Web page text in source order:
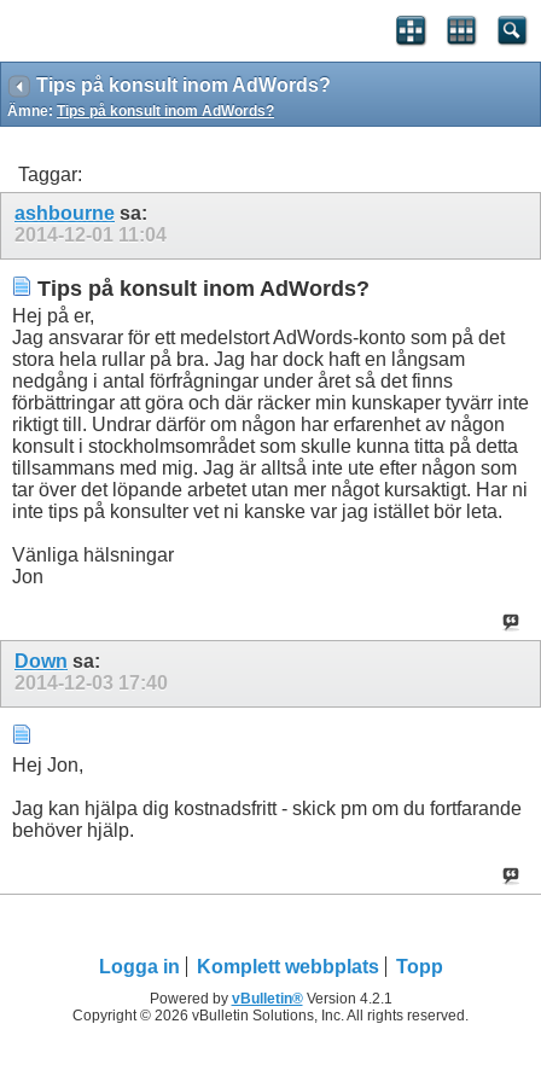
Tips på konsult inom AdWords?
Ämne: Tips på konsult inom AdWords?
Taggar:
ashbourne sa:
2014-12-01 11:04
Tips på konsult inom AdWords?
Hej på er,
Jag ansvarar för ett medelstort AdWords-konto som på det
stora hela rullar på bra. Jag har dock haft en långsam
nedgång i antal förfrågningar under året så det finns
förbättringar att göra och där räcker min kunskaper tyvärr inte
riktigt till. Undrar därför om någon har erfarenhet av någon
konsult i stockholmsområdet som skulle kunna titta på detta
tillsammans med mig. Jag är alltså inte ute efter någon som
tar över det löpande arbetet utan mer något kursaktigt. Har ni
inte tips på konsulter vet ni kanske var jag istället bör leta.
Vänliga hälsningar
Jon
Down sa:
2014-12-03 17:40
Hej Jon,
Jag kan hjälpa dig kostnadsfritt - skick pm om du fortfarande
behöver hjälp.
Logga in Komplett webbplats Topp
Powered by vBulletin®Version 4.2.1
Copyright © 2026 vBulletin Solutions, Inc. All rights reserved.